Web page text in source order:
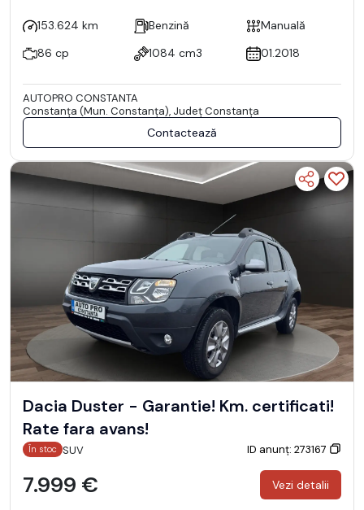
153.624 km Benzină
Manuală
86 cp
1084 cm3 01.2018
AUTOPRO CONSTANTA
Constanţa (Mun. Constanţa), Județ Constanţa
Contactează
Dacia Duster - Garantie! Km. certificati!
Rate fara avans!
În stoc SUV ID anunț: 273167
7.999 € Vezi detalii